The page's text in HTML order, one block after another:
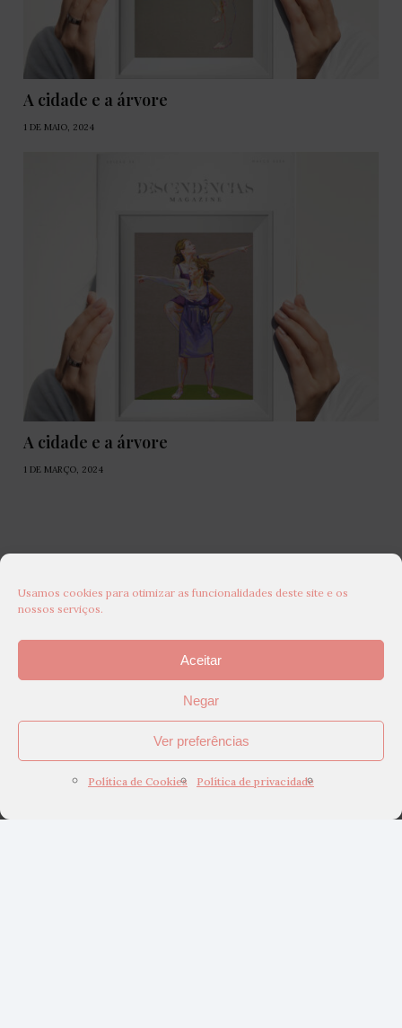
Usamos cookies para otimizar as funcionalidades deste site e os
nossos serviços.
Aceitar
Negar
Ver preferências
Política de Cookies Política de privacidade
A cidade e a árvore
1 DE MAIO, 2024
A cidade e a árvore
1 DE MARÇO, 2024